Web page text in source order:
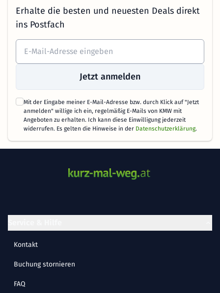
Erhalte die besten und neuesten Deals direkt
ins Postfach
Jetzt anmelden
Mit der Eingabe meiner E-Mail-Adresse bzw. durch Klick auf "Jetzt
anmelden" willige ich ein, regelmäßig E-Mails von KMW mit
Angeboten zu erhalten. Ich kann diese Einwilligung jederzeit
widerrufen. Es gelten die Hinweise in der Datenschutzerklärung.
Kontakt
Buchung stornieren
FAQ